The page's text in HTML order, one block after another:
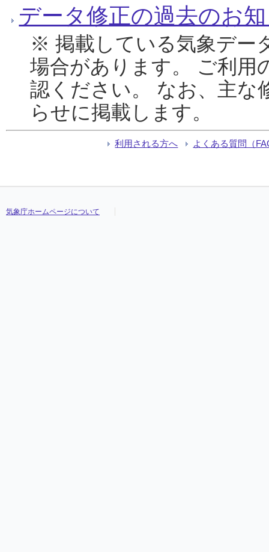
データ修正の過去のお
※ 掲載している気象デー
場合があります。 ご利用
認ください。 なお、主な
らせに掲載します。
利用される方へ よくある質問（
気象庁ホームページについて